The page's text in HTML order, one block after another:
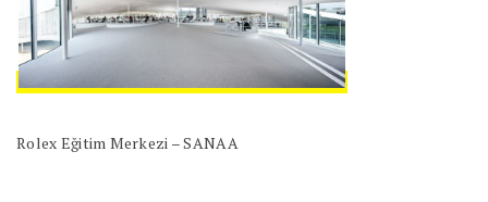
Rolex Eğitim Merkezi – SANAA